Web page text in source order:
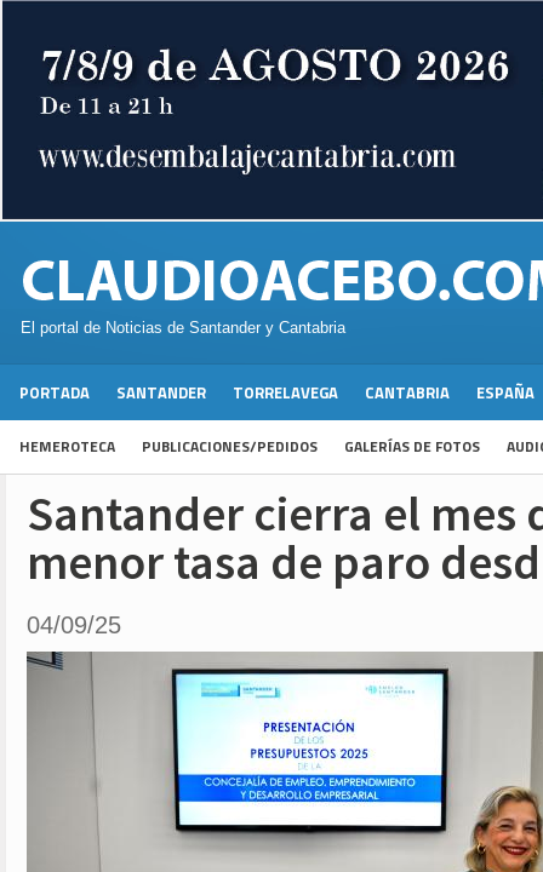
El portal de Noticias de Santander y Cantabria
PORTADA SANTANDER TORRELAVEGA CANTABRIA ESPAÑA
HEMEROTECA PUBLICACIONES/PEDIDOS GALERÍAS DE FOTOS
Santander cierra el mes
menor tasa de paro
04/09/25